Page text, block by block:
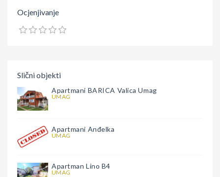
Ocjenjivanje
Slični objekti
Apartmani BARICA Valica Umag
UMAG
Apartmani Anđelka
UMAG
Apartman Lino B4
UMAG